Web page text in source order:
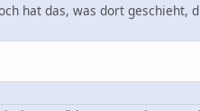
hat das, was dort geschieht,